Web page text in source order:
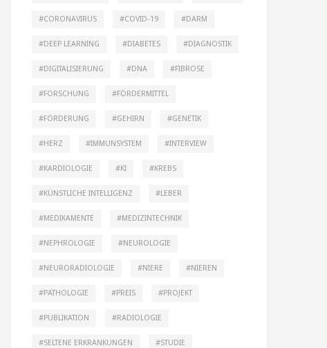
CORONAVIRUS COVID-19 DARM
DEEP LEARNING DIABETES DIAGNOSTIK
DIGITALISIERUNG DNA FIBROSE
FORSCHUNG FÖRDERMITTEL
FÖRDERUNG GEHIRN GENETIK
HERZ IMMUNSYSTEM INTERVIEW
KARDIOLOGIE KI KREBS
KÜNSTLICHE INTELLIGENZ LEBER
MEDIKAMENTE MEDIZINTECHNIK
NEPHROLOGIE NEUROLOGIE
NEURORADIOLOGIE NIERE NIEREN
PATHOLOGIE PREIS PROJEKT
PUBLIKATION RADIOLOGIE
SELTENE ERKRANKUNGEN STUDIE